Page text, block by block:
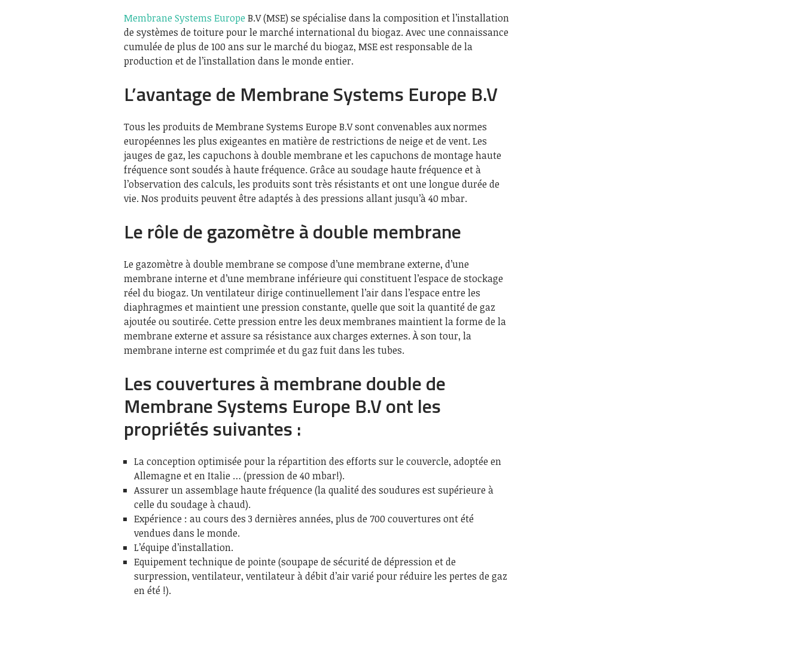
Membrane Systems Europe B.V (MSE) se spécialise dans la composition et l’installation
de systèmes de toiture pour le marché international du biogaz. Avec une connaissance
cumulée de plus de 100 ans sur le marché du biogaz, MSE est responsable de la
production et de l’installation dans le monde entier.
L’avantage de Membrane Systems Europe B.V
Tous les produits de Membrane Systems Europe B.V sont convenables aux normes
européennes les plus exigeantes en matière de restrictions de neige et de vent. Les
jauges de gaz, les capuchons à double membrane et les capuchons de montage haute
fréquence sont soudés à haute fréquence. Grâce au soudage haute fréquence et à
l’observation des calculs, les produits sont très résistants et ont une longue durée de
vie. Nos produits peuvent être adaptés à des pressions allant jusqu’à 40 mbar.
Le rôle de gazomètre à double membrane
Le gazomètre à double membrane se compose d’une membrane externe, d’une
membrane interne et d’une membrane inférieure qui constituent l’espace de stockage
réel du biogaz. Un ventilateur dirige continuellement l’air dans l’espace entre les
diaphragmes et maintient une pression constante, quelle que soit la quantité de gaz
ajoutée ou soutirée. Cette pression entre les deux membranes maintient la forme de la
membrane externe et assure sa résistance aux charges externes. À son tour, la
membrane interne est comprimée et du gaz fuit dans les tubes.
Les couvertures à membrane double de
Membrane Systems Europe B.V ont les
propriétés suivantes :
La conception optimisée pour la répartition des efforts sur le couvercle, adoptée en
Allemagne et en Italie … (pression de 40 mbar!).
Assurer un assemblage haute fréquence (la qualité des soudures est supérieure à
celle du soudage à chaud).
Expérience : au cours des 3 dernières années, plus de 700 couvertures ont été
vendues dans le monde.
L’équipe d’installation.
Equipement technique de pointe (soupape de sécurité de dépression et de
surpression, ventilateur, ventilateur à débit d’air varié pour réduire les pertes de gaz
en été !).